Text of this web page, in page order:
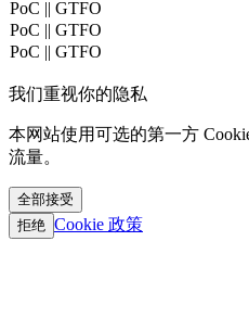
PoC || GTFO
PoC || GTFO
PoC || GTFO
PoC || GTFO
PoC || GTFO
PoC || GTFO
PoC || GTFO
PoC || GTFO
PoC || GTFO
我们重视你的隐私
本网站使用可选的第一方
流量。
全部接受
拒绝 Cookie 政策